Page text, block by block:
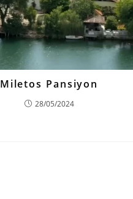
Miletos Pansiyon
28/05/2024